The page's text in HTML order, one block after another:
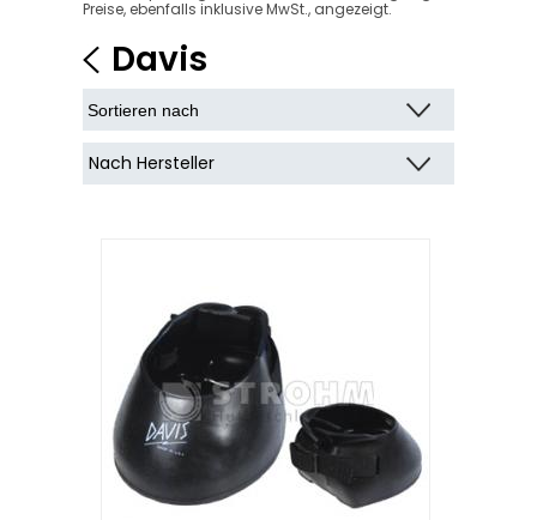
Preise, ebenfalls inklusive MwSt., angezeigt.
Davis
Nach Hersteller